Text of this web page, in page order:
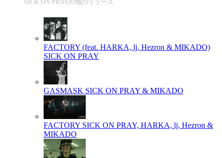
SICK ON PRAYの他のリリース
FACTORY (feat. HARKA, lj, Hezron & MIKADO)
SICK ON PRAY
GASMASK SICK ON PRAY & MIKADO
FACTORY SICK ON PRAY, HARKA, lj, Hezron &
MIKADO